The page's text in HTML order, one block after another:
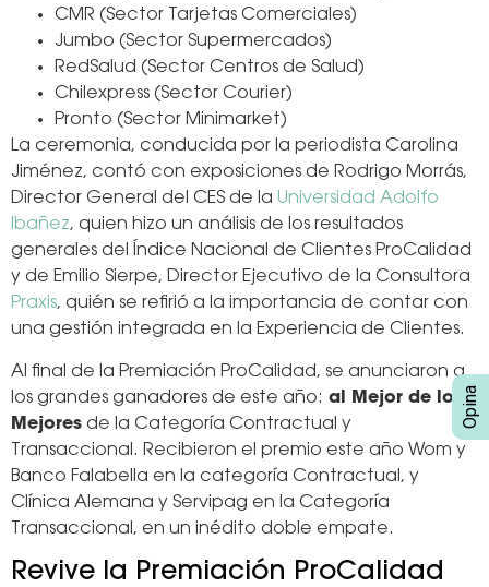
CMR (Sector Tarjetas Comerciales)
Jumbo (Sector Supermercados)
RedSalud (Sector Centros de Salud)
Chilexpress (Sector Courier)
Pronto (Sector Minimarket)
La ceremonia, conducida por la periodista Carolina
Jiménez, contó con exposiciones de Rodrigo Morrás,
Director General del CES de la Universidad Adolfo
Ibañez, quien hizo un análisis de los resultados
generales del Índice Nacional de Clientes ProCalidad
y de Emilio Sierpe, Director Ejecutivo de la Consultora
Praxis, quién se refirió a la importancia de contar con
una gestión integrada en la Experiencia de Clientes.
Al final de la Premiación ProCalidad, se anunciaron a
los grandes ganadores de este año: al Mejor de los
Mejores de la Categoría Contractual y
Transaccional. Recibieron el premio este año Wom y
Banco Falabella en la categoría Contractual, y
Clínica Alemana y Servipag en la Categoría
Transaccional, en un inédito doble empate.
Revive la Premiación ProCalidad